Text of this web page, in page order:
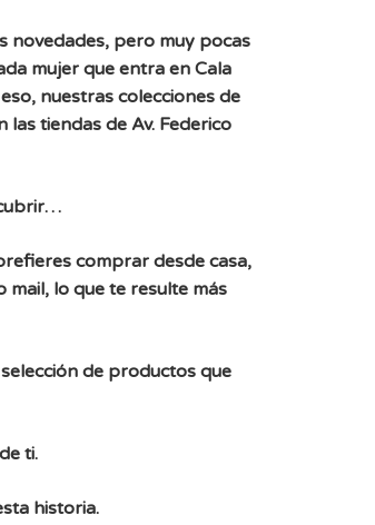
novedades, pero muy pocas
mujer que entra en Cala
nuestras colecciones de
tiendas de Av. Federico
comprar desde casa,
lo que te resulte más
de productos que
ti.
historia.